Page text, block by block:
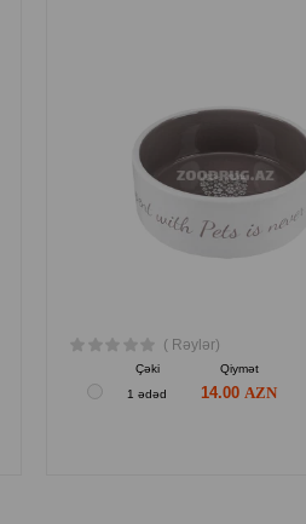
( Rəylər)
Çəki Qiymət
1 ədəd
14.00